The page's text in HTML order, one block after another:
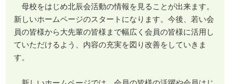
母校をはじめ北辰会活動の情報を見ることが出来ます。
新しいホームページのスタートになります。今後、若い会
員の皆様から大先輩の皆様まで幅広く会員の皆様に活用し
ていただけるよう、内容の充実を図り改善をしていきま
す。